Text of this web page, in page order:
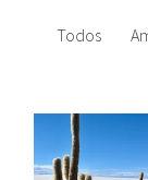
Todos